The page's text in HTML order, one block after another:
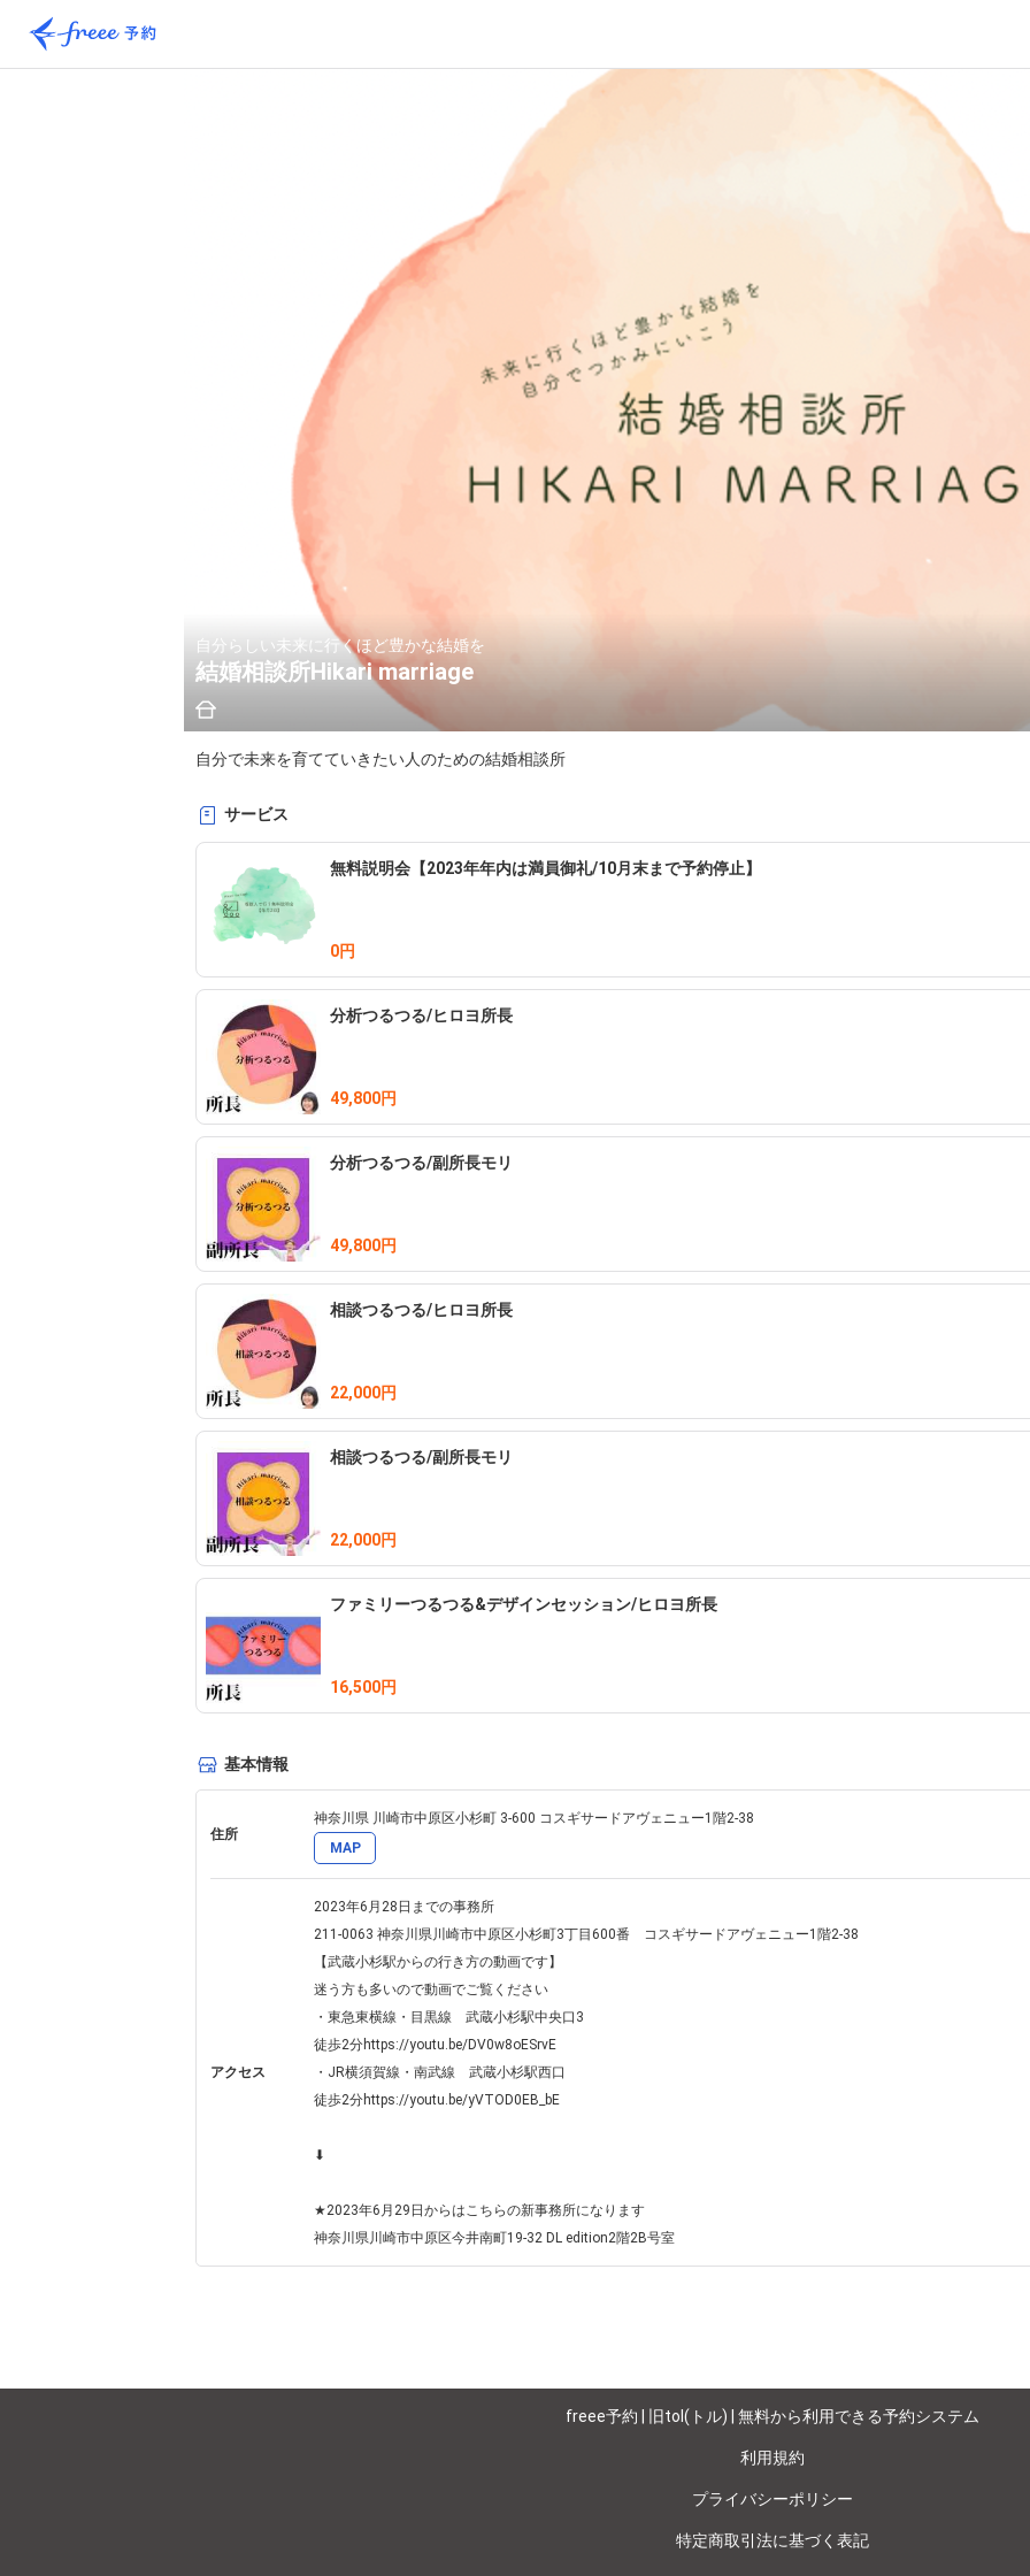
自分らしい未来に行くほど豊かな結婚を
結婚相談所Hikari marriage
自分で未来を育てていきたい人のための結婚相談所
サービス
無料説明会【2023年年内は満員御礼/10月末まで予約停止】
0円
分析つるつる/ヒロヨ所長
49,800円
分析つるつる/副所長モリ
49,800円
相談つるつる/ヒロヨ所長
22,000円
相談つるつる/副所長モリ
22,000円
ファミリーつるつる&デザインセッション/ヒロヨ所長
16,500円
基本情報
住所
神奈川県 川崎市中原区小杉町 3-600 コスギサードアヴェニュー1階2-38
MAP
アクセス
2023年6月28日までの事務所
211-0063 神奈川県川崎市中原区小杉町3丁目600番　コスギサードアヴェニュー1階2-38
【武蔵小杉駅からの行き方の動画です】
迷う方も多いので動画でご覧ください
・東急東横線・目黒線　武蔵小杉駅中央口3
徒歩2分https://youtu.be/DV0w8oESrvE
・JR横須賀線・南武線　武蔵小杉駅⻄口
徒歩2分https://youtu.be/yVTOD0EB_bE
⬇︎
★2023年6月29日からはこちらの新事務所になります
神奈川県川崎市中原区今井南町19-32 DL edition2階2B号室
freee予約 | 旧tol(トル) | 無料から利用できる予約システム
利用規約
プライバシーポリシー
特定商取引法に基づく表記